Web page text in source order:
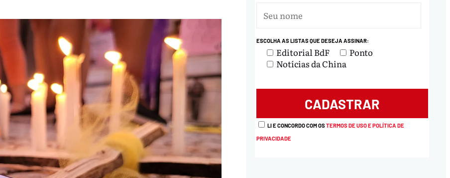
ESCOLHA AS LISTAS QUE DESEJA ASSINAR:
Editorial BdF
Ponto
Notícias da China
LI E CONCORDO COM OSTERMOS DE USO E POLÍTICA DE
PRIVACIDADE